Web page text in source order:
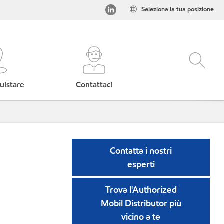
Seleziona la tua posizione
Contattaci
Contatta i nostri
esperti
Trova l'Authorized
Mobil Distributor più
vicino a te